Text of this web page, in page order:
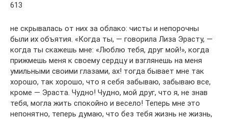
613
не скрывалась от них за облако: чисты и непорочны
были их объятия. «Когда ты, — говорила Лиза Эрасту, —
когда ты скажешь мне: «Люблю тебя, друг мой!», когда
прижмешь меня к своему сердцу и взглянешь на меня
умильными своими глазами, ах! тогда бывает мне так
хорошо, так хорошо, что я себя забываю, забываю все,
кроме — Эраста. Чудно! Чудно, мой друг, что я, не знав
тебя, могла жить спокойно и весело! Теперь мне это
непонятно, теперь думаю, что без тебя жизнь не жизнь,